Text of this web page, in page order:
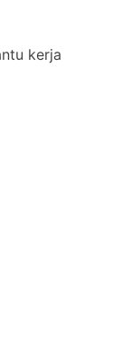
kerja